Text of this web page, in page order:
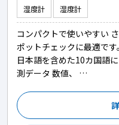
湿度計 湿度計
コンパクトで使いやすい
ポットチェックに最適で
日本語を含めた10カ国語
測データ 数値、 …